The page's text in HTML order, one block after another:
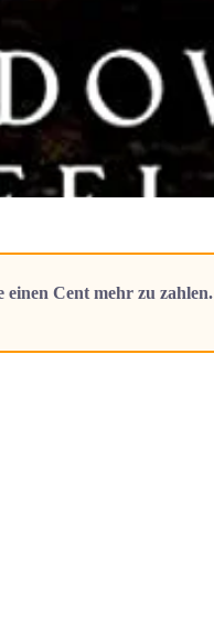
einen Cent mehr zu zahlen.